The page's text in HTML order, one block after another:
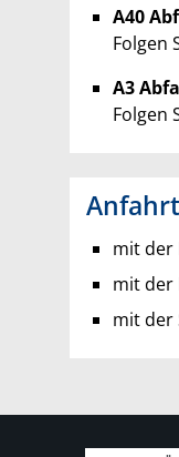
A40
Folgen
A3
Folgen
mit der
mit der
mit der